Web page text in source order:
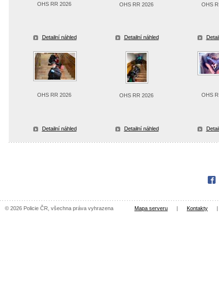
OHS RR 2026
Detailní náhled
OHS RR 2026
Detailní náhled
OHS
OHS RR 2026
Detailní náhled
OHS RR 2026
Detailní náhled
OHS
© 2026 Policie ČR, všechna práva vyhrazena Mapa serveru | Kontakty |